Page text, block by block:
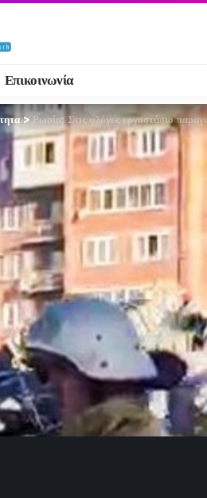
Επικοινωνία
>Ρωσία: Στις φλόγες εργοστάσιο